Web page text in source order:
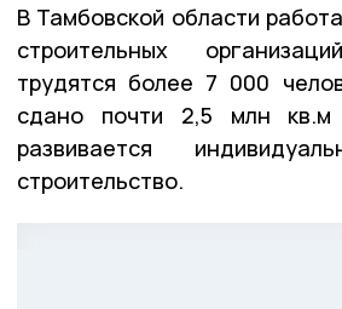
В Тамбовской области
строительных
трудятся более 7 000
сдано почти 2,5 млн кв.м
развивается
строительство.